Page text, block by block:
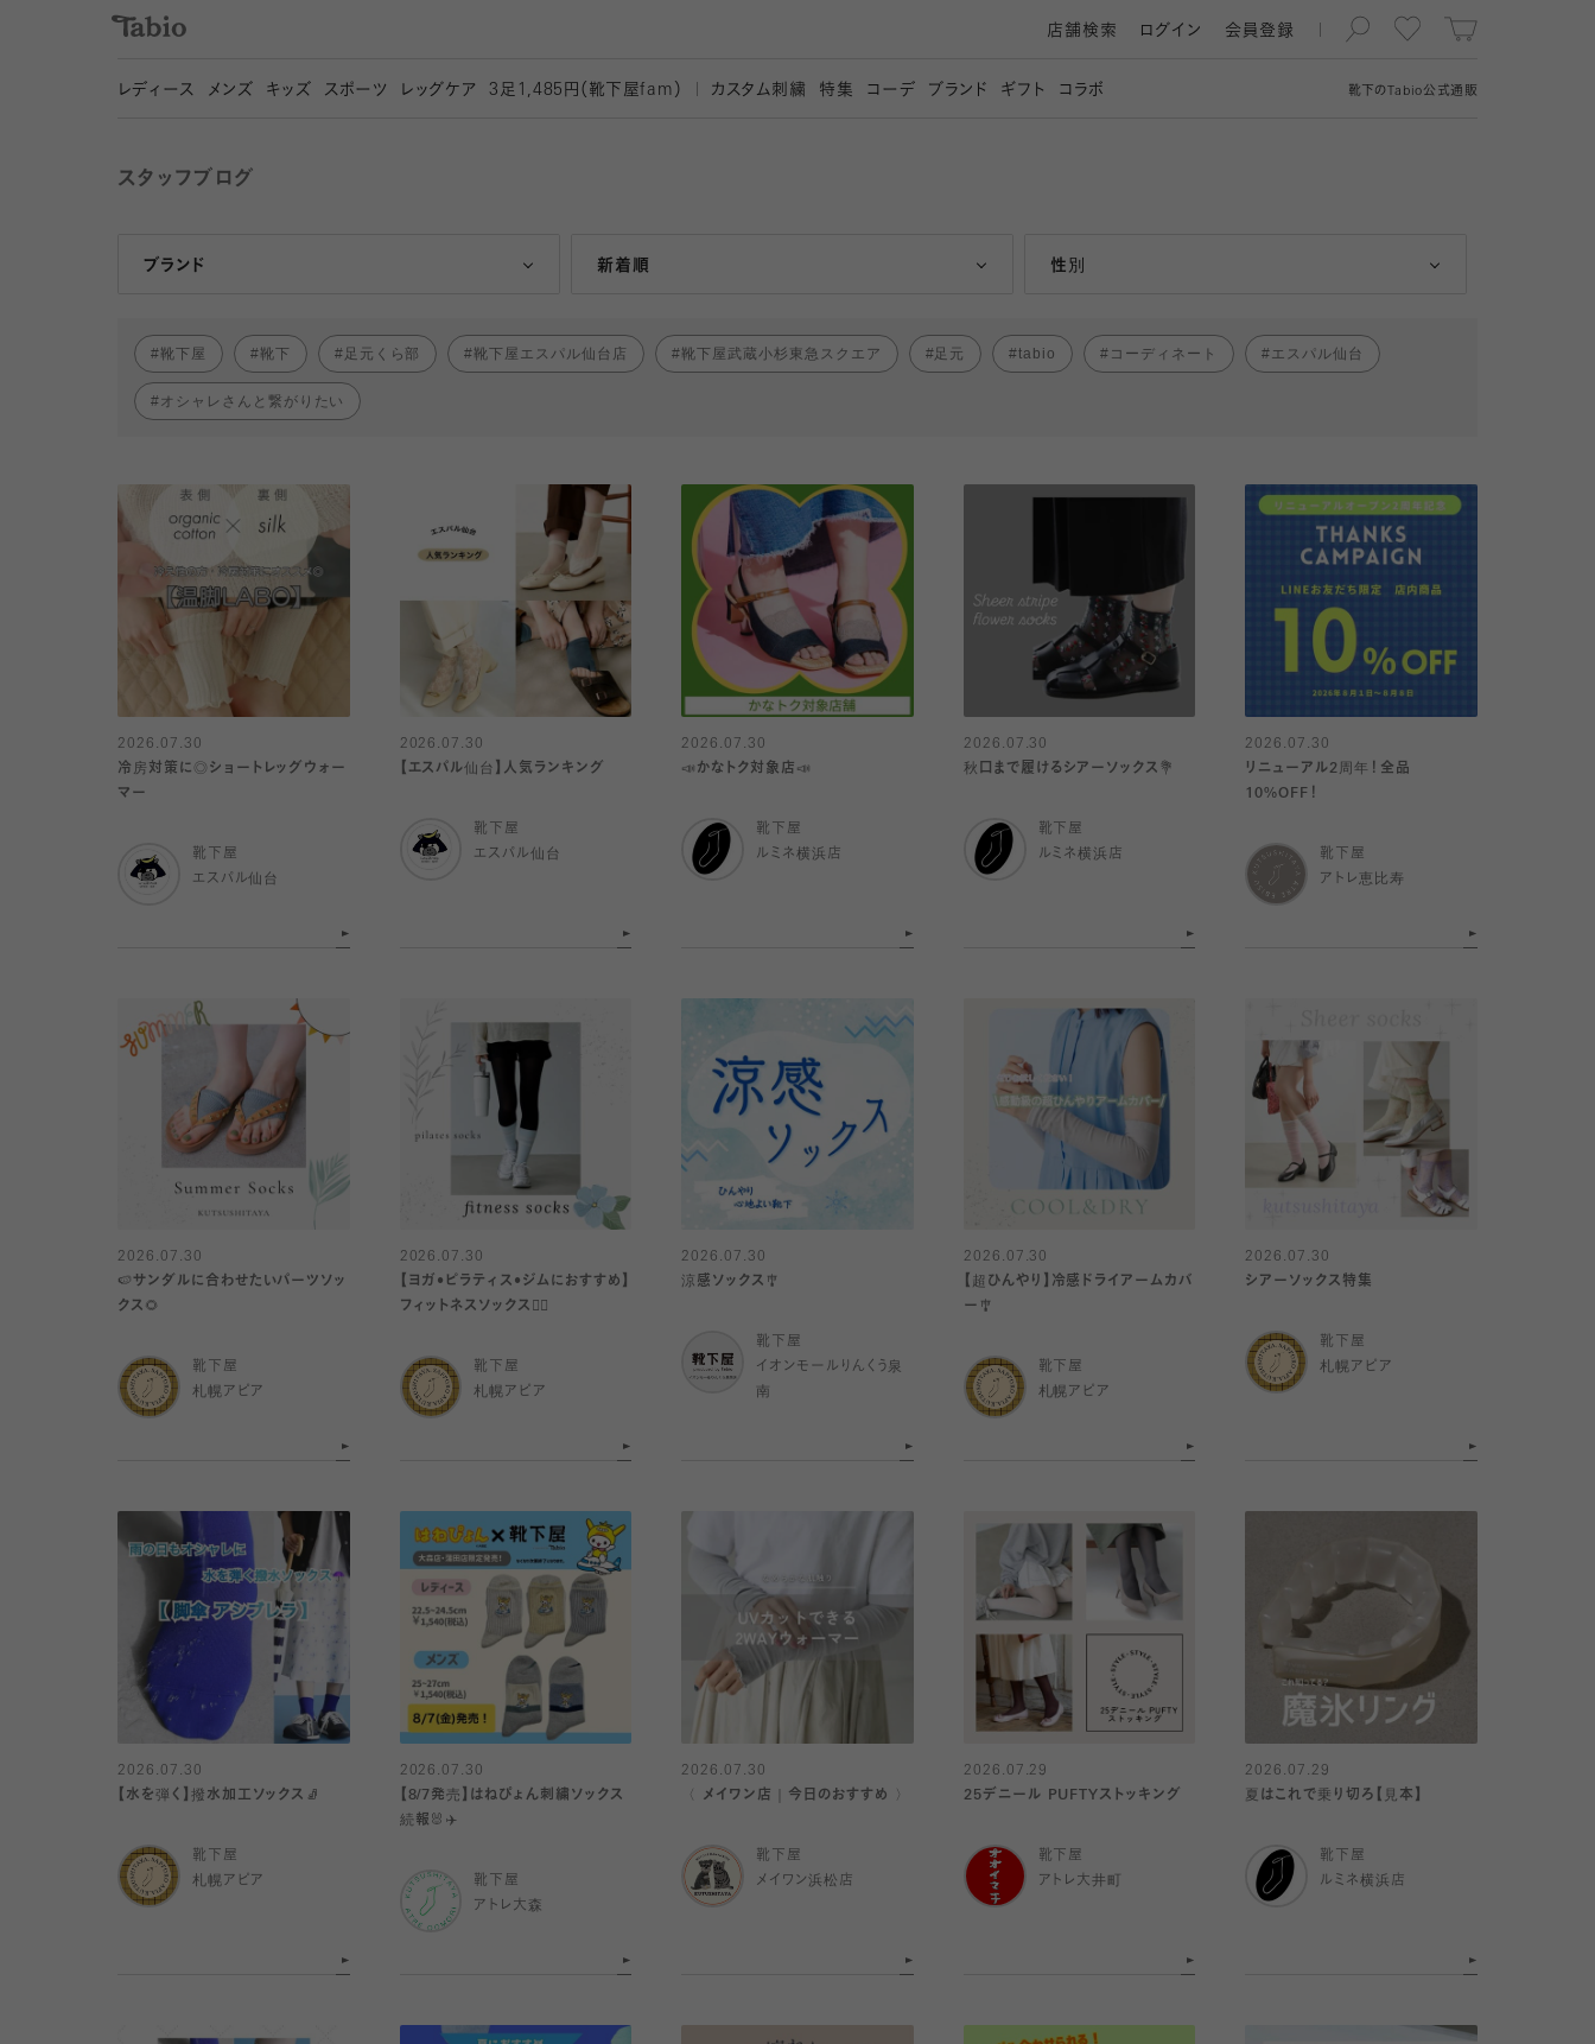
靴下の Tabio公式通販
店舗検索 ログイン 会員登録
レディース メンズ キッズ スポーツ レッグケア 3 足1,485円（靴下屋fam） カスタム刺繍 特集 コーデ ブランド ギフト コラボ
スタッフブログ
ブランド
Tabio 新着順
人気ランキング順 性別
女性
靴下屋 靴下 足元くら部 靴下屋エスパル仙台店 靴下屋武蔵小杉東急スクエア 足元 tabio コーディネート エスパル仙台
オシャレさんと繋がりたい
2026.07.30
冷房対策に◎ショートレッグウォー
マー
靴下屋
エスパル仙台
2026.07.30
【エスパル仙台】人気ランキング
靴下屋
エスパル仙台
2026.07.30
📣かなトク対象店📣
靴下屋
ルミネ横浜店
2026.07.30
秋口まで履けるシアーソックス💐
靴下屋
ルミネ横浜店
2026.07.30
リニューアル2周年！全品
10%OFF！
靴下屋
アトレ恵比寿
2026.07.30
🍉サンダルに合わせたいパーツソッ
クス🌻
靴下屋
札幌アピア
2026.07.30
【ヨガ•ピラティス•ジムにおすすめ】
フィットネスソックス🧘‍♀️
靴下屋
札幌アピア
2026.07.30
涼感ソックス🎐
靴下屋
イオンモールりんくう泉
南
2026.07.30
【超ひんやり】冷感ドライアームカバ
ー🎐
靴下屋
札幌アピア
2026.07.30
シアーソックス特集
靴下屋
札幌アピア
2026.07.30
【水を弾く】撥水加工ソックス🧦
靴下屋
札幌アピア
2026.07.30
【8/7発売】はねぴょん刺繍ソックス
続報🐰✈️
靴下屋
アトレ大森
2026.07.30
〈 メイワン店｜今日のおすすめ 〉
靴下屋
メイワン浜松店
2026.07.29
25デニール PUFTYストッキング
靴下屋
アトレ大井町
2026.07.29
夏はこれで乗り切ろ【見本】
靴下屋
ルミネ横浜店